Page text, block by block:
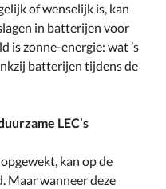
of wenselijk is, kan
in batterijen voor
is zonne-energie: wat ’s
batterijen tijdens de
LEC’s
kan op de
Maar wanneer deze